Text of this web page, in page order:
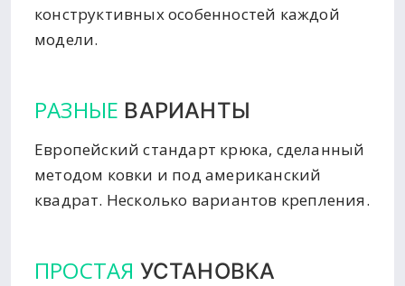
конструктивных особенностей каждой
модели.
РАЗНЫЕ ВАРИАНТЫ
Европейский стандарт крюка, сделанный
методом ковки и под американский
квадрат. Несколько вариантов крепления.
ПРОСТАЯ УСТАНОВКА